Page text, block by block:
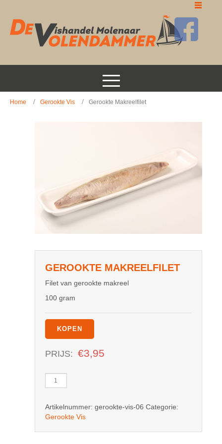
Home Gerookte Vis Gerookte Makreelfilet
GEROOKTE MAKREELFILET
Filet van gerookte makreel
100 gram
KOPEN
PRIJS: €3,95
Gerookte
Makreelfilet
Artikelnummer: gerookte-vis-06 Categorie:
Gerookte Vis